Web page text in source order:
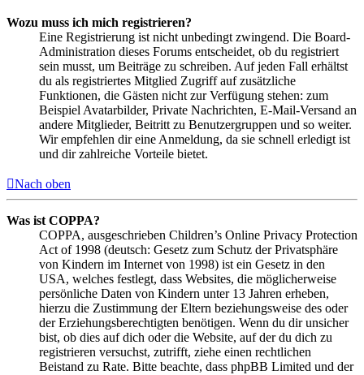
Wozu muss ich mich registrieren?
Eine Registrierung ist nicht unbedingt zwingend. Die Board-
Administration dieses Forums entscheidet, ob du registriert
sein musst, um Beiträge zu schreiben. Auf jeden Fall erhältst
du als registriertes Mitglied Zugriff auf zusätzliche
Funktionen, die Gästen nicht zur Verfügung stehen: zum
Beispiel Avatarbilder, Private Nachrichten, E-Mail-Versand an
andere Mitglieder, Beitritt zu Benutzergruppen und so weiter.
Wir empfehlen dir eine Anmeldung, da sie schnell erledigt ist
und dir zahlreiche Vorteile bietet.
Nach oben
Was ist COPPA?
COPPA, ausgeschrieben Children’s Online Privacy Protection
Act of 1998 (deutsch: Gesetz zum Schutz der Privatsphäre
von Kindern im Internet von 1998) ist ein Gesetz in den
USA, welches festlegt, dass Websites, die möglicherweise
persönliche Daten von Kindern unter 13 Jahren erheben,
hierzu die Zustimmung der Eltern beziehungsweise des oder
der Erziehungsberechtigten benötigen. Wenn du dir unsicher
bist, ob dies auf dich oder die Website, auf der du dich zu
registrieren versuchst, zutrifft, ziehe einen rechtlichen
Beistand zu Rate. Bitte beachte, dass phpBB Limited und der